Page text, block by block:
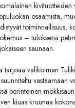
kivituotteiden
osaamista,
toiminnallisuus,
– tuloksena
saunaan.
tarjoaa valikoiman
vastaamaan
perinteinen
kiuas kruunaa